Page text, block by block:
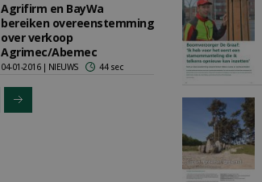
Agrifirm en BayWa
bereiken overeenstemming
over verkoop
Agrimec/Abemec
04-01-2016 | NIEUWS 44 sec